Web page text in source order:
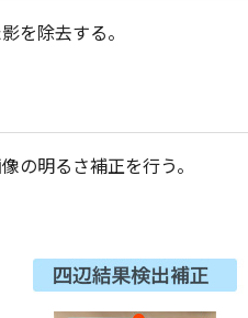
を除去する。
の明るさ補正を行う。